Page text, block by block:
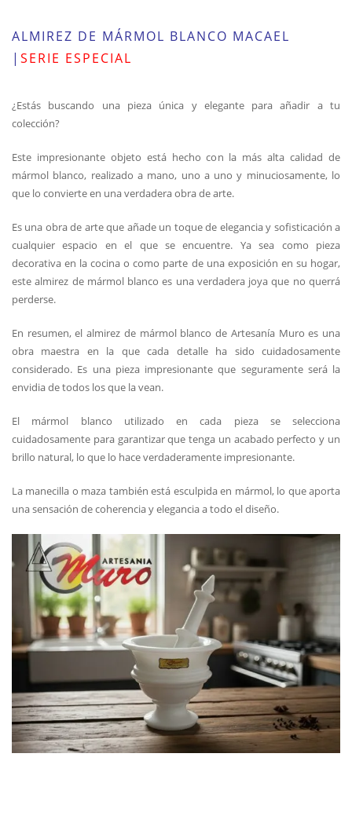
ALMIREZ DE MÁRMOL BLANCO MACAEL
| SERIE ESPECIAL
¿Estás buscando una pieza única y elegante para añadir a tu
colección?
Este impresionante objeto está hecho con la más alta calidad de
mármol blanco, realizado a mano, uno a uno y minuciosamente, lo
que lo convierte en una verdadera obra de arte.
Es una obra de arte que añade un toque de elegancia y sofisticación a
cualquier espacio en el que se encuentre. Ya sea como pieza
decorativa en la cocina o como parte de una exposición en su hogar,
este almirez de mármol blanco es una verdadera joya que no querrá
perderse.
En resumen, el almirez de mármol blanco de Artesanía Muro es una
obra maestra en la que cada detalle ha sido cuidadosamente
considerado. Es una pieza impresionante que seguramente será la
envidia de todos los que la vean.
El mármol blanco utilizado en cada pieza se selecciona
cuidadosamente para garantizar que tenga un acabado perfecto y un
brillo natural, lo que lo hace verdaderamente impresionante.
La manecilla o maza también está esculpida en mármol, lo que aporta
una sensación de coherencia y elegancia a todo el diseño.